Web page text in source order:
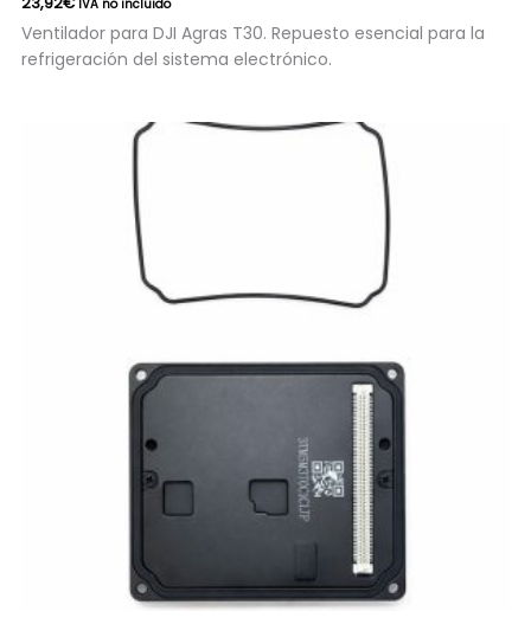
IVA no incluido
Ventilador para DJI Agras T30. Repuesto esencial para la
refrigeración del sistema electrónico.